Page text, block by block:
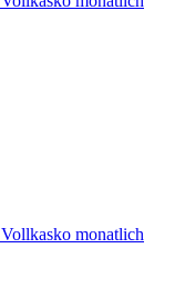
Vollkasko monatlich